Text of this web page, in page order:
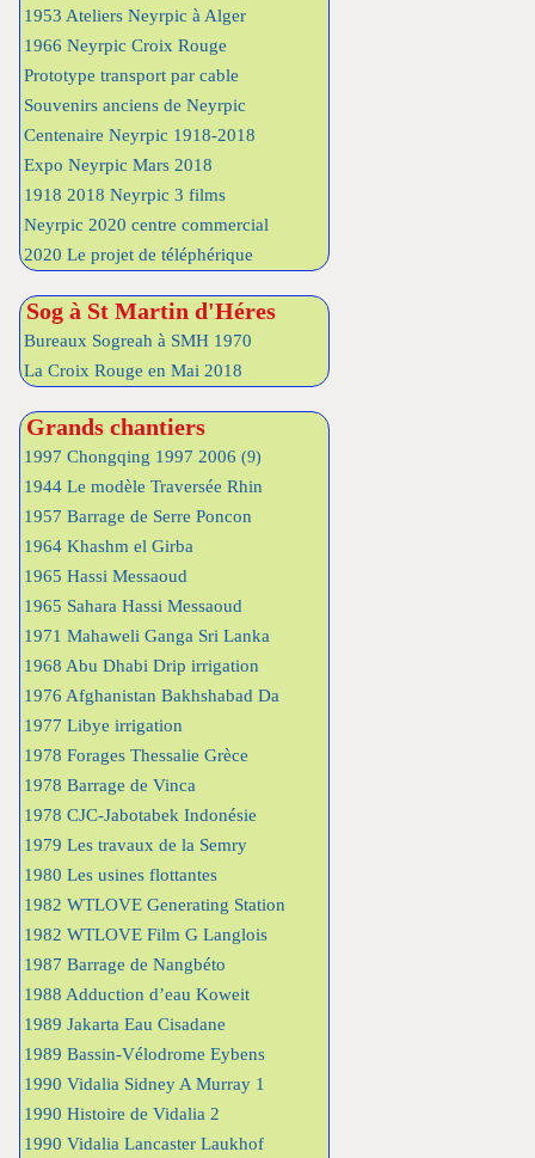
1953 Ateliers Neyrpic à Alger
1966 Neyrpic Croix Rouge
Prototype transport par cable
Souvenirs anciens de Neyrpic
Centenaire Neyrpic 1918-2018
Expo Neyrpic Mars 2018
1918 2018 Neyrpic 3 films
Neyrpic 2020 centre commercial
2020 Le projet de téléphérique
Sog à St Martin d'Héres
Bureaux Sogreah à SMH 1970
La Croix Rouge en Mai 2018
Grands chantiers
1997 Chongqing 1997 2006 (9)
1944 Le modèle Traversée Rhin
1957 Barrage de Serre Poncon
1964 Khashm el Girba
1965 Hassi Messaoud
1965 Sahara Hassi Messaoud
1971 Mahaweli Ganga Sri Lanka
1968 Abu Dhabi Drip irrigation
1976 Afghanistan Bakhshabad Da
1977 Libye irrigation
1978 Forages Thessalie Grèce
1978 Barrage de Vinca
1978 CJC-Jabotabek Indonésie
1979 Les travaux de la Semry
1980 Les usines flottantes
1982 WTLOVE Generating Station
1982 WTLOVE Film G Langlois
1987 Barrage de Nangbéto
1988 Adduction d’eau Koweit
1989 Jakarta Eau Cisadane
1989 Bassin-Vélodrome Eybens
1990 Vidalia Sidney A Murray 1
1990 Histoire de Vidalia 2
1990 Vidalia Lancaster Laukhof